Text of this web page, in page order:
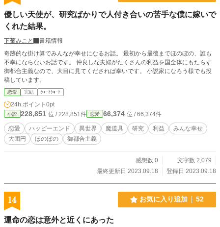
優しい天使が、研究ばかりで人付き合いの苦手な僕に嫁いで
くれた結果。
下菊みこと
書籍情報
奇跡的な掛け算でみんなが幸せになるお話。 最初から最後までほのぼの、誰も
不幸にならないお話です。 仲良しな夫婦がたくさんの利益を国全体にもたらす
御都合主義なので、大目に見てくだされば幸いです。 小説家になろう様でも投
稿しています。
恋愛 完結 ｼｮｰﾄｼｮｰﾄ
24h.ポイント 0pt
小説 228,851 位 / 228,851件 恋愛 66,374 位 / 66,374件
恋愛 ハッピーエンド 異世界 魔道具 研究 利益
みんな幸せ
大団円
ほのぼの 御都合主義
感想数 0
文字数 2,079
最終更新日 2023.09.18
登録日 2023.09.18
14 お気に入り追加 52
運命の恋は意外と近くにあった